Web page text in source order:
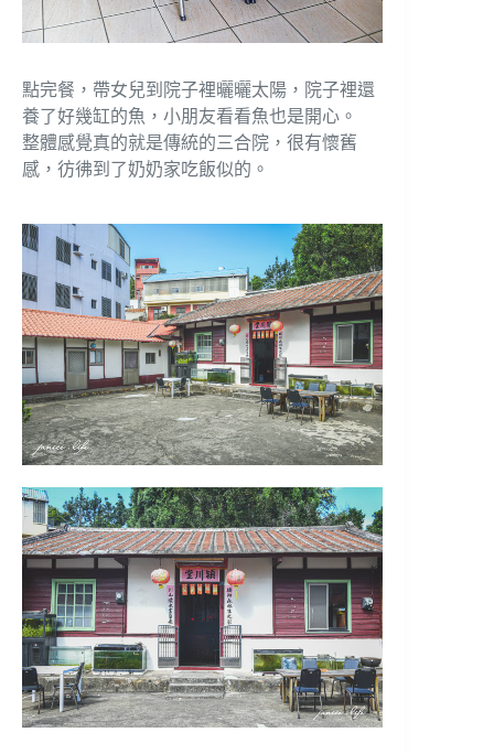
點完餐，帶女兒到院子裡曬曬太陽，院子裡還
養了好幾缸的魚，小朋友看看魚也是開心。
整體感覺真的就是傳統的三合院，很有懷舊
感，彷彿到了奶奶家吃飯似的。